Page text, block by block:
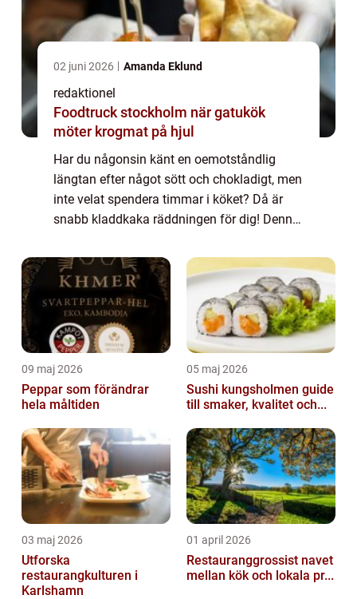
02 juni 2026 Amanda Eklund
redaktionel
Foodtruck stockholm när gatukök
möter krogmat på hjul
Har du någonsin känt en oemotståndlig
längtan efter något sött och chokladigt, men
inte velat spendera timmar i köket? Då är
snabb kladdkaka räddningen för dig! Denna
minimal tid att förbereda. I denna artik...
09 maj 2026
Peppar som förändrar
hela måltiden
05 maj 2026
Sushi kungsholmen guide
till smaker, kvalitet och...
03 maj 2026
Utforska
restaurangkulturen i
Karlshamn
01 april 2026
Restauranggrossist navet
mellan kök och lokala pr...